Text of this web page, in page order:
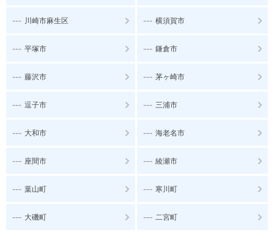
--- 川崎市麻生区 --- 横須賀市
--- 平塚市 --- 鎌倉市
--- 藤沢市 --- 茅ヶ崎市
--- 逗子市 --- 三浦市
--- 大和市 --- 海老名市
--- 座間市 --- 綾瀬市
--- 葉山町 --- 寒川町
--- 大磯町 --- 二宮町